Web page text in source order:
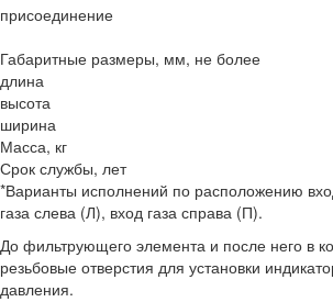
присоединение
Габаритные размеры, мм, не более
длина
высота
ширина
Масса, кг
Срок службы, лет
*Варианты исполнений по расположению
газа слева (Л), вход газа справа (П).
До фильтрующего элемента и после него в
резьбовые отверстия для установки
давления.